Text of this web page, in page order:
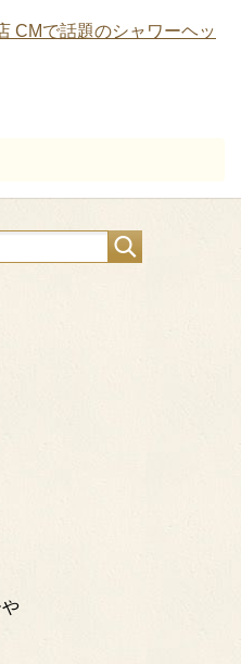
CMで話題のシャワーヘッ